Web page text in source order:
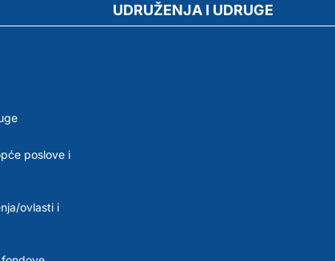
poslove i
ovlasti i
UDRUŽENJA I UDRUGE